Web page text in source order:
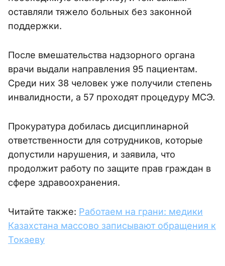
оставляли тяжело больных без законной
поддержки.
После вмешательства надзорного органа
врачи выдали направления 95 пациентам.
Среди них 38 человек уже получили степень
инвалидности, а 57 проходят процедуру МСЭ.
Прокуратура добилась дисциплинарной
ответственности для сотрудников, которые
допустили нарушения, и заявила, что
продолжит работу по защите прав граждан в
сфере здравоохранения.
Читайте также: Работаем на грани: медики
Казахстана массово записывают обращения к
Токаеву